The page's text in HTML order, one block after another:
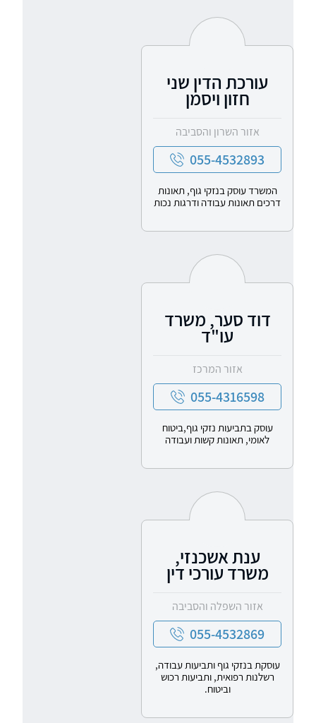
עורכת הדין שני
חזון ויסמן
אזור השרון והסביבה
055-4532893
המשרד עוסק בנזקי גוף, תאונות
דרכים תאונות עבודה ודרגות נכות
דוד סער, משרד
עו"ד
אזור המרכז
055-4316598
עוסק בתביעות נזקי גוף,ביטוח
לאומי, תאונות קשות ועבודה
ענת אשכנזי,
משרד עורכי דין
אזור השפלה והסביבה
055-4532869
עוסקת בנזקי גוף ותביעות עבודה,
רשלנות רפואית, ותביעות רכוש
וביטוח.